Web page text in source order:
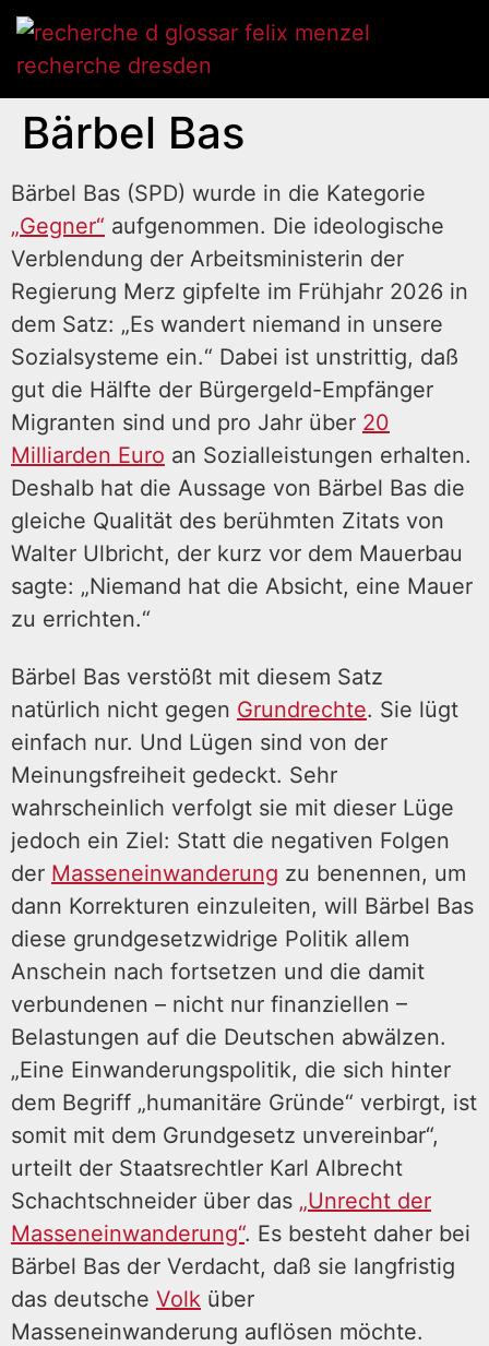
Bärbel Bas
Bärbel Bas (SPD) wurde in die Kategorie
„Gegner“ aufgenommen. Die ideologische
Verblendung der Arbeitsministerin der
Regierung Merz gipfelte im Frühjahr 2026 in
dem Satz: „Es wandert niemand in unsere
Sozialsysteme ein.“ Dabei ist unstrittig, daß
gut die Hälfte der Bürgergeld-Empfänger
Migranten sind und pro Jahr über 20
Milliarden Euro an Sozialleistungen erhalten.
Deshalb hat die Aussage von Bärbel Bas die
gleiche Qualität des berühmten Zitats von
Walter Ulbricht, der kurz vor dem Mauerbau
sagte: „Niemand hat die Absicht, eine Mauer
zu errichten.“
Bärbel Bas verstößt mit diesem Satz
natürlich nicht gegen Grundrechte. Sie lügt
einfach nur. Und Lügen sind von der
Meinungsfreiheit gedeckt. Sehr
wahrscheinlich verfolgt sie mit dieser Lüge
jedoch ein Ziel: Statt die negativen Folgen
der Masseneinwanderung zu benennen, um
dann Korrekturen einzuleiten, will Bärbel Bas
diese grundgesetzwidrige Politik allem
Anschein nach fortsetzen und die damit
verbundenen – nicht nur finanziellen –
Belastungen auf die Deutschen abwälzen.
„Eine Einwanderungspolitik, die sich hinter
dem Begriff „humanitäre Gründe“ verbirgt, ist
somit mit dem Grundgesetz unvereinbar“,
urteilt der Staatsrechtler Karl Albrecht
Schachtschneider über das „Unrecht der
Masseneinwanderung“. Es besteht daher bei
Bärbel Bas der Verdacht, daß sie langfristig
das deutsche Volk über
Masseneinwanderung auflösen möchte.